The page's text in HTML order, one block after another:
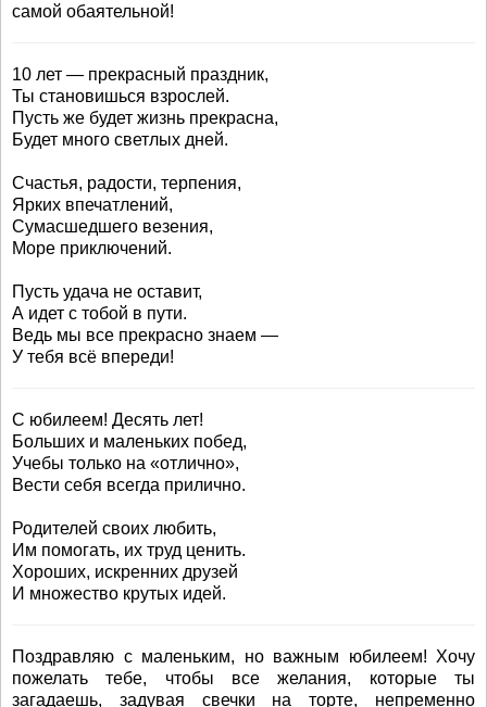
самой обаятельной!
10 лет — прекрасный праздник,
Ты становишься взрослей.
Пусть же будет жизнь прекрасна,
Будет много светлых дней.
Счастья, радости, терпения,
Ярких впечатлений,
Сумасшедшего везения,
Море приключений.
Пусть удача не оставит,
А идет с тобой в пути.
Ведь мы все прекрасно знаем —
У тебя всё впереди!
С юбилеем! Десять лет!
Больших и маленьких побед,
Учебы только на «отлично»,
Вести себя всегда прилично.
Родителей своих любить,
Им помогать, их труд ценить.
Хороших, искренних друзей
И множество крутых идей.
Поздравляю с маленьким, но важным юбилеем! Хочу
пожелать тебе, чтобы все желания, которые ты
загадаешь, задувая свечки на торте, непременно